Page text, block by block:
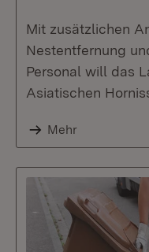
Mit zusätzlichen
Nestentfernung
Personal will das
Asiatischen
Mehr